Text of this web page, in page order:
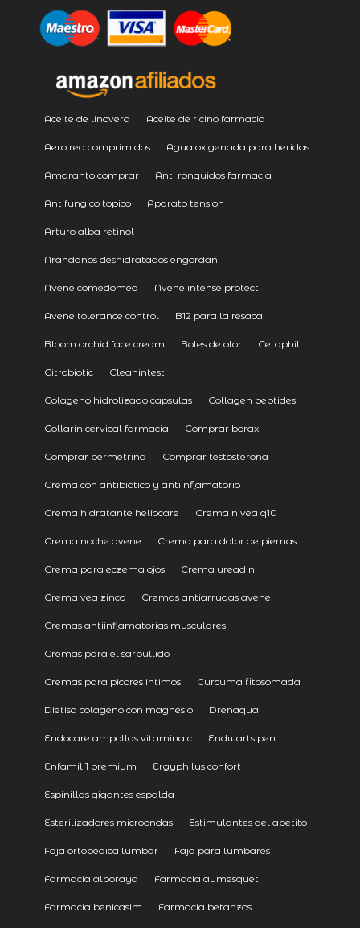
Aceite de linovera Aceite de ricino farmacia
Aero red comprimidos Agua oxigenada para heridas
Amaranto comprar Anti ronquidos farmacia
Antifungico topico Aparato tension
Arturo alba retinol
Arándanos deshidratados engordan
Avene comedomed Avene intense protect
Avene tolerance control B12 para la resaca
Bloom orchid face cream Boles de olor Cetaphil
Citrobiotic Cleanintest
Colageno hidrolizado capsulas Collagen peptides
Collarin cervical farmacia Comprar borax
Comprar permetrina Comprar testosterona
Crema con antibiótico y antiinflamatorio
Crema hidratante heliocare Crema nivea q10
Crema noche avene Crema para dolor de piernas
Crema para eczema ojos Crema ureadin
Crema vea zinco Cremas antiarrugas avene
Cremas antiinflamatorias musculares
Cremas para el sarpullido
Cremas para picores intimos Curcuma fitosomada
Dietisa colageno con magnesio Drenaqua
Endocare ampollas vitamina c Endwarts pen
Enfamil 1 premium Ergyphilus confort
Espinillas gigantes espalda
Esterilizadores microondas Estimulantes del apetito
Faja ortopedica lumbar Faja para lumbares
Farmacia alboraya Farmacia aumesquet
Farmacia benicasim Farmacia betanzos